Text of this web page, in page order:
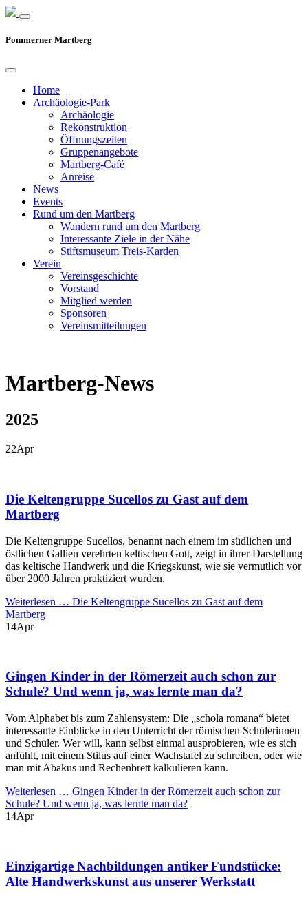
Pommerner Martberg
Home
Archäologie-Park
Archäologie
Rekonstruktion
Öffnungszeiten
Gruppenangebote
Martberg-Café
Anreise
News
Events
Rund um den Martberg
Wandern rund um den Martberg
Interessante Ziele in der Nähe
Stiftsmuseum Treis-Karden
Verein
Vereinsgeschichte
Vorstand
Mitglied werden
Sponsoren
Vereinsmitteilungen
Martberg-News
2025
22Apr
Die Keltengruppe Sucellos zu Gast auf dem
Martberg
Die Keltengruppe Sucellos, benannt nach einem im südlichen und
östlichen Gallien verehrten keltischen Gott, zeigt in ihrer Darstellung
das keltische Handwerk und die Kriegskunst, wie sie vermutlich vor
über 2000 Jahren praktiziert wurden.
Weiterlesen … Die Keltengruppe Sucellos zu Gast auf dem
Martberg
14Apr
Gingen Kinder in der Römerzeit auch schon zur
Schule? Und wenn ja, was lernte man da?
Vom Alphabet bis zum Zahlensystem: Die „schola romana“ bietet
interessante Einblicke in den Unterricht der römischen Schülerinnen
und Schüler. Wer will, kann selbst einmal ausprobieren, wie es sich
anfühlt, mit einem Stilus auf einer Wachstafel zu schreiben, oder wie
man mit Abakus und Rechenbrett kalkulieren kann.
Weiterlesen … Gingen Kinder in der Römerzeit auch schon zur
Schule? Und wenn ja, was lernte man da?
14Apr
Einzigartige Nachbildungen antiker Fundstücke:
Alte Handwerkskunst aus unserer Werkstatt